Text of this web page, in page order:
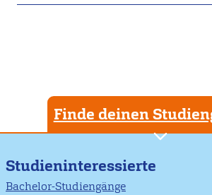
Finde deinen
Studieninteressierte
Bachelor-Studiengänge